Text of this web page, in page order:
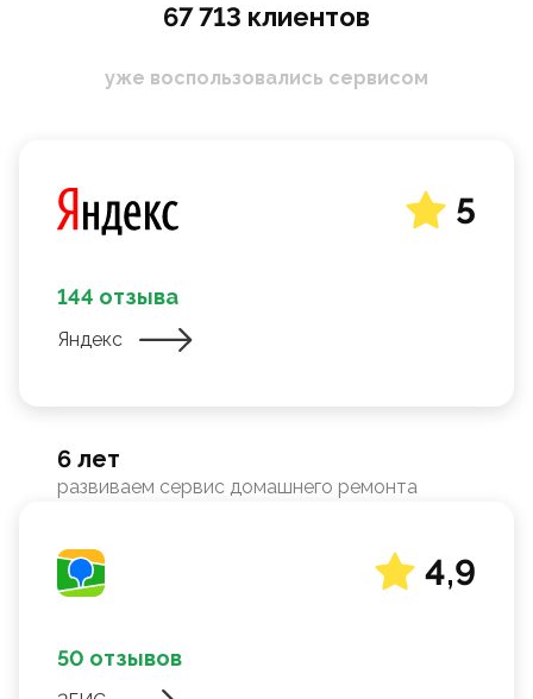
67 713 клиентов
уже воспользовались сервисом
5
144 отзыва
Яндекс
6 лет
развиваем сервис домашнего ремонта
4,9
50 отзывов